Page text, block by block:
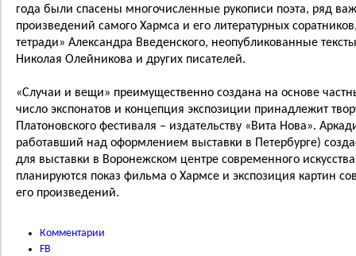
года были спасены многочисленные рукописи поэта, ряд
произведений самого Хармса и его литературных
тетради» Александра Введенского, неопубликованные
Николая Олейникова и других писателей.
«Случаи и вещи» преимущественно создана на основе
число экспонатов и концепция экспозиции принадлежит
Платоновского фестиваля – издательству «Вита Нова».
работавший над оформлением выставки в Петербурге)
для выставки в Воронежском центре современного
планируются показ фильма о Хармсе и экспозиция картин
его произведений.
Комментарии
FB